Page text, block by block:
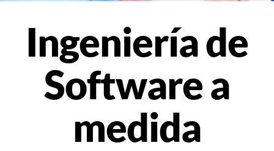
Ingeniería de
Software a
medida